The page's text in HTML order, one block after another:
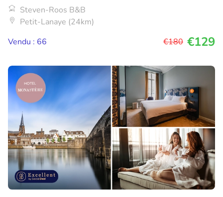
Steven-Roos B&B
Petit-Lanaye (24km)
Vendu : 66
€180 €129